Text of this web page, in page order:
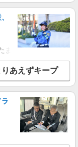
規定あり） ゜
゜+゜ 入社祝い金10
○。・゜+゜
詳細を見る
ンク】
験・能力による） ※
規定あり） ゜
゜+゜ 入社祝い金10
○。・゜+゜
ま市岩槻区・久喜市・
りあえずキープ